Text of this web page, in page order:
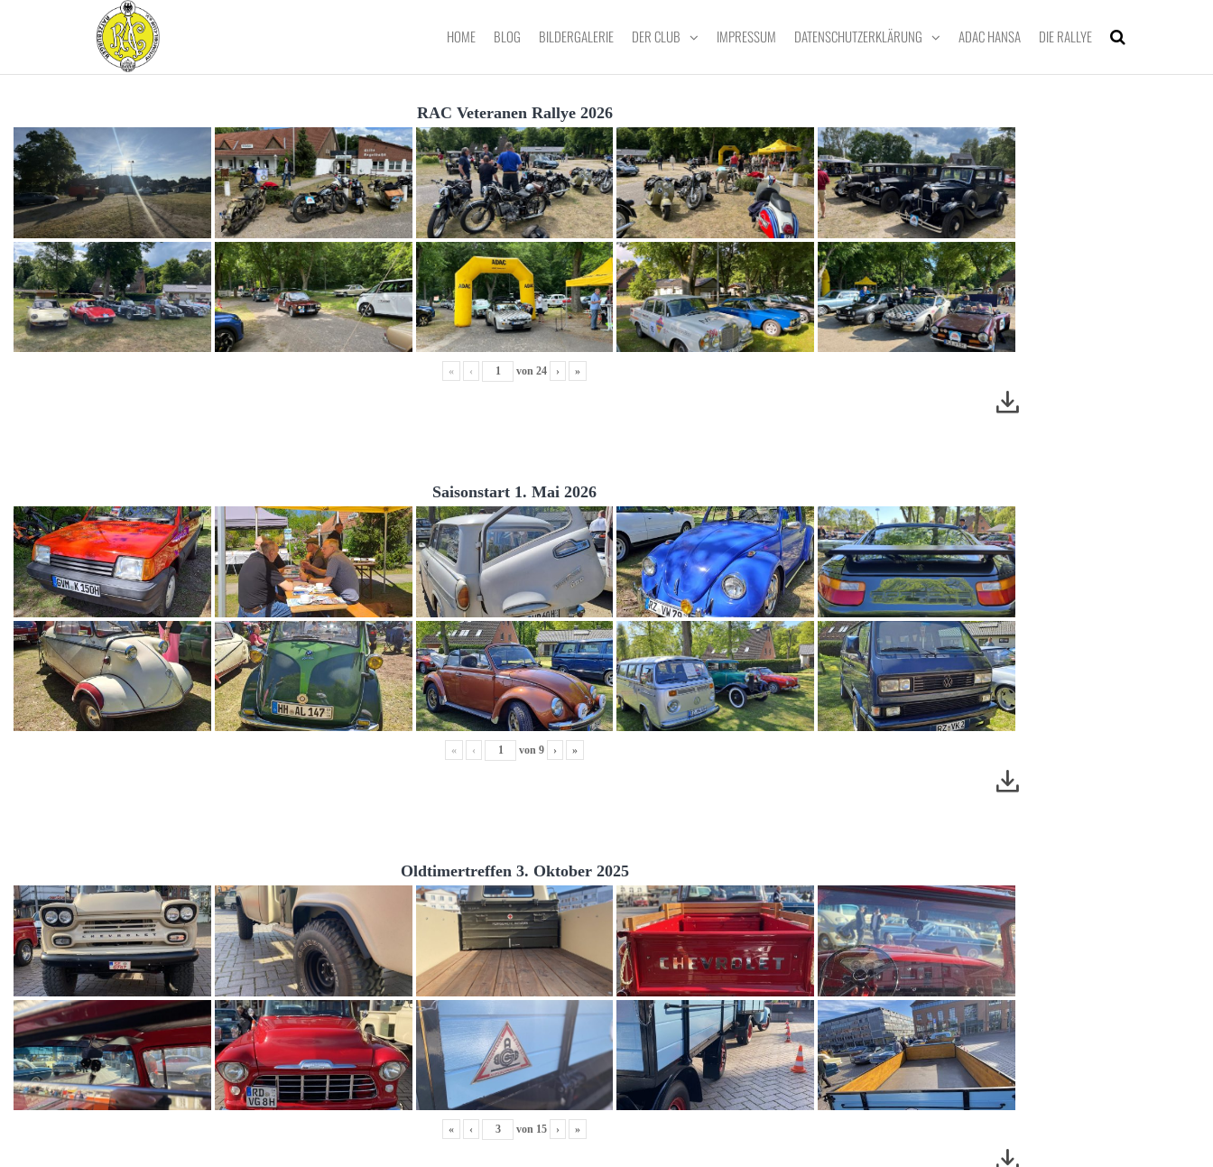
AUTOMOBIL-
ADAC E.V.
HOME BLOG BILDERGALERIE DER CLUB IMPRESSUM DATENSCHUTZERKLÄRUNG ADAC HANSA DIE RALLYE
RAC Veteranen Rallye 2026
« ‹ von 24 › »
Saisonstart 1. Mai 2026
« ‹ von 9 › »
Oldtimertreffen 3. Oktober 2025
« ‹ von 15 › »